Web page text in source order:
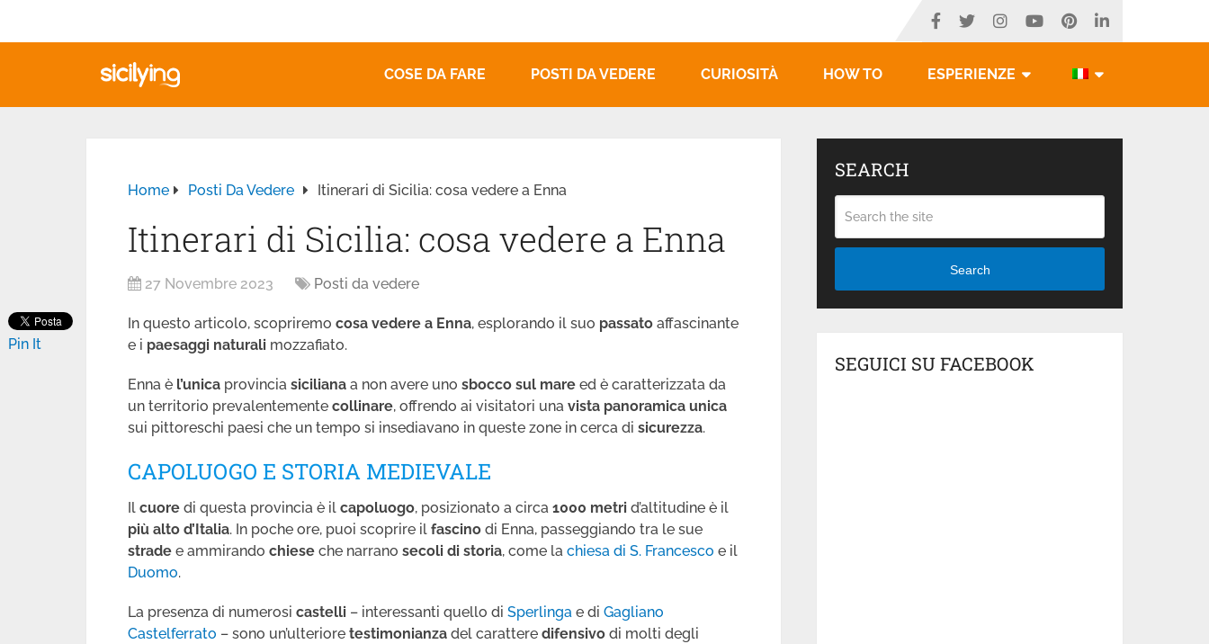
COSE DA FARE POSTI DA VEDERE CURIOSITÀ HOW TO ESPERIENZE
Home Posti Da Vedere Itinerari di Sicilia: cosa vedere a Enna
Itinerari di Sicilia: cosa vedere a Enna
27 Novembre 2023 Posti da vedere
In questo articolo, scopriremo cosa vedere a Enna, esplorando il suo passato affascinante
e i paesaggi naturali mozzafiato.
Enna è l’unica provincia siciliana a non avere uno sbocco sul mare ed è caratterizzata da
un territorio prevalentemente collinare, offrendo ai visitatori una vista panoramica unica
sui pittoreschi paesi che un tempo si insediavano in queste zone in cerca di sicurezza.
CAPOLUOGO E STORIA MEDIEVALE
Il cuore di questa provincia è il capoluogo, posizionato a circa 1000 metri d’altitudine è il
più alto d’Italia. In poche ore, puoi scoprire il fascino di Enna, passeggiando tra le sue
strade e ammirando chiese che narrano secoli di storia, come la chiesa di S. Francesco e il
Duomo.
La presenza di numerosi castelli – interessanti quello di Sperlinga e di Gagliano
Castelferrato – sono un’ulteriore testimonianza del carattere difensivo di molti degli
Pin It
SEARCH
Search
SEGUICI SU FACEBOOK